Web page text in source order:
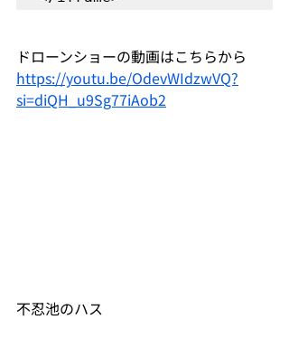
ドローンショーの動画はこちらから
https://youtu.be/OdevWIdzwVQ?
si=diQH_u9Sg77iAob2
不忍池のハス